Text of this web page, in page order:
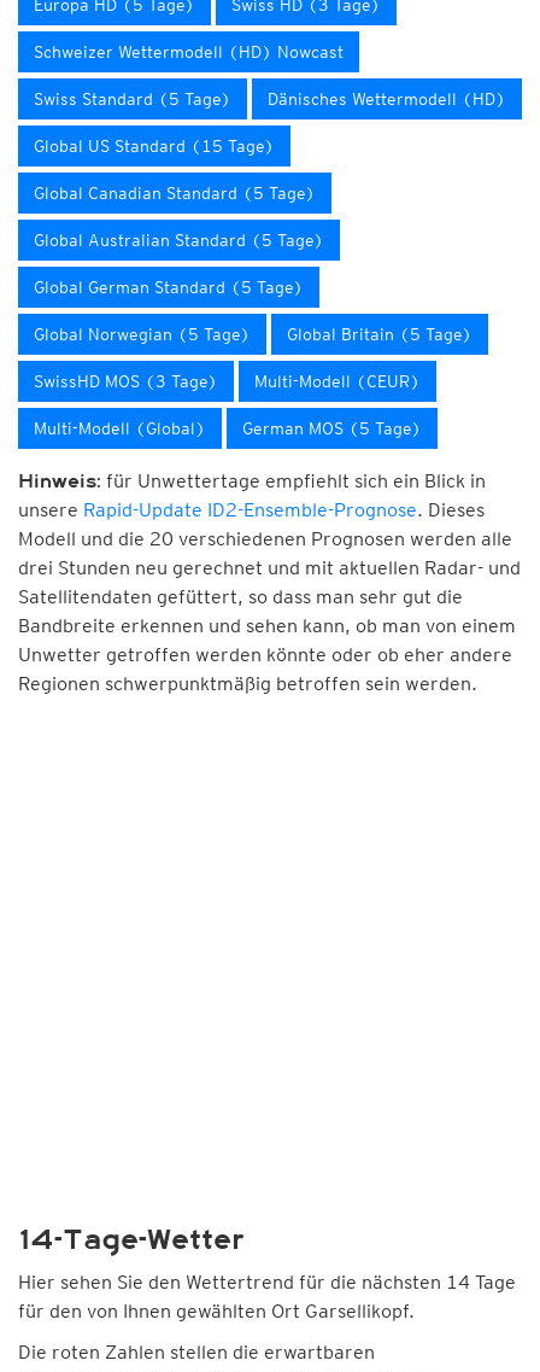
Europa HD (5 Tage) Swiss HD (3 Tage)
Schweizer Wettermodell (HD) Nowcast
Swiss Standard (5 Tage) Dänisches Wettermodell (HD)
Global US Standard (15 Tage)
Global Canadian Standard (5 Tage)
Global Australian Standard (5 Tage)
Global German Standard (5 Tage)
Global Norwegian (5 Tage) Global Britain (5 Tage)
SwissHD MOS (3 Tage) Multi-Modell (CEUR)
Multi-Modell (Global) German MOS (5 Tage)
Hinweis: für Unwettertage empfiehlt sich ein Blick in
unsere Rapid-Update ID2-Ensemble-Prognose. Dieses
Modell und die 20 verschiedenen Prognosen werden alle
drei Stunden neu gerechnet und mit aktuellen Radar- und
Satellitendaten gefüttert, so dass man sehr gut die
Bandbreite erkennen und sehen kann, ob man von einem
Unwetter getroffen werden könnte oder ob eher andere
Regionen schwerpunktmäßig betroffen sein werden.
14-Tage-Wetter
Hier sehen Sie den Wettertrend für die nächsten 14 Tage
für den von Ihnen gewählten Ort Garsellikopf.
Die roten Zahlen stellen die erwartbaren